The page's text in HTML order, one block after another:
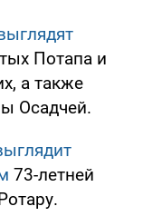
Потапа и
а также
Осадчей.
73-летней